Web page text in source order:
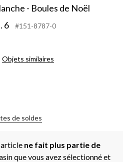
- Boules de Noël
6
#151-8787-0
Objets similaires
de soldes
article ne fait plus partie de
que vous avez sélectionné et